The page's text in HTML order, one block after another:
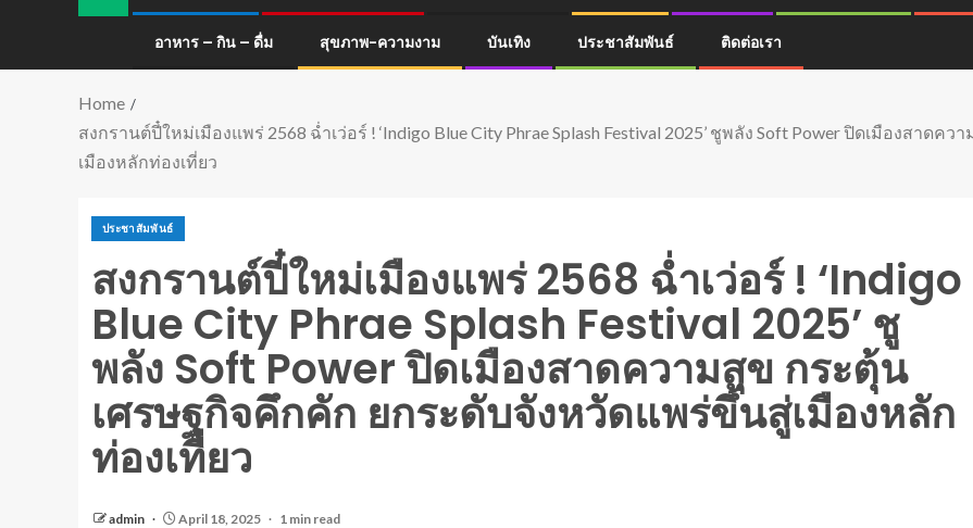
อาหาร – กิน – ดื่ม สุขภาพ-ความงาม บันเทิง ประชาสัมพันธ์ ติดต่อเรา
Home
สงกรานต์ปี๋ใหม่เมืองแพร่ 2568 ฉ่ำเว่อร์ ! ‘Indigo Blue City Phrae Splash Festival 2025’ ชูพลัง Soft Power ปิดเมืองสา
เมืองหลักท่องเที่ยว
ประชาสัมพันธ์
สงกรานต์ปี๋ใหม่เมืองแพร่ 2568 ฉ่ำเว่อร์ ! ‘Indigo
Blue City Phrae Splash Festival 2025’ ชู
พลัง Soft Power ปิดเมืองสาดความสุข กระตุ้น
เศรษฐกิจคึกคัก ยกระดับจังหวัดแพร่ขึ้นสู่เมืองหลัก
ท่องเที่ยว
admin April 18, 2025 1 min read